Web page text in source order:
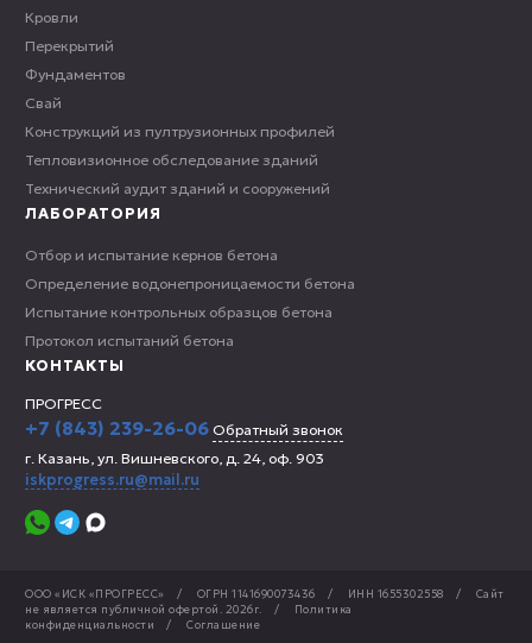
Кровли
Перекрытий
Фундаментов
Свай
Конструкций из пултрузионных профилей
Тепловизионное обследование зданий
Технический аудит зданий и сооружений
ЛАБОРАТОРИЯ
Отбор и испытание кернов бетона
Определение водонепроницаемости бетона
Испытание контрольных образцов бетона
Протокол испытаний бетона
КОНТАКТЫ
ПРОГРЕСС
+7 (843) 239-26-06 Обратный звонок
г. Казань, ул. Вишневского, д. 24, оф. 903
iskprogress.ru@mail.ru
ООО «ИСК «ПРОГРЕСС» / ОГРН 1141690073436 / ИНН 1655302558 /
Сайт
не является публичной офертой. 2026г. /
Политика
конфиденциальности
/ Соглашение